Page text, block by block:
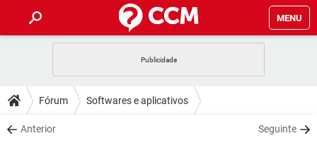
MENU
CELULAR FACEBOOK
OUTLOOK
DICAS
JOGOS WHATSAPP
DOWNLOADS
Fórum Softwares e aplicativos
Anterior Seguinte